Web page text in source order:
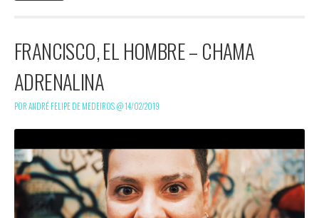
FRANCISCO, EL HOMBRE – CHAMA
ADRENALINA
POR ANDRÉ FELIPE DE MEDEIROS @14/02/2019